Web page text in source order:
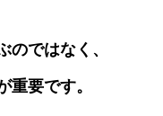
のではなく、
重要です。